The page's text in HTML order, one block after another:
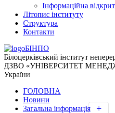
Інформаційна
Літопис інституту
Структура
Контакти
БІНПО
Білоцерківський інститут
ДЗВО «УНІВЕРСИТЕТ
України
ГОЛОВНА
Новини
Загальна інформація